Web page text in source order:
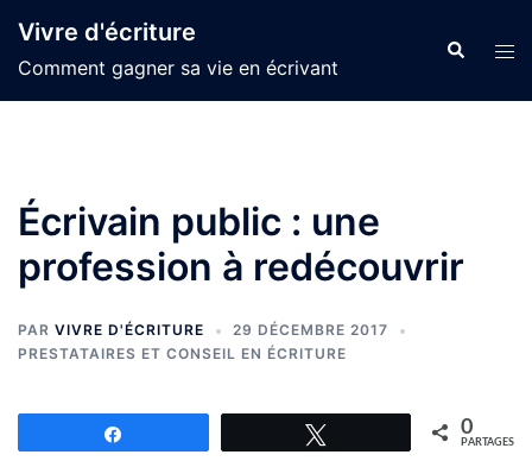
contenu
Vivre d'écriture
Comment gagner sa vie en écrivant
Écrivain public : une
profession à redécouvrir
PAR VIVRE D'ÉCRITURE
29 DÉCEMBRE 2017
PRESTATAIRES ET CONSEIL EN ÉCRITURE
0
PARTAGES